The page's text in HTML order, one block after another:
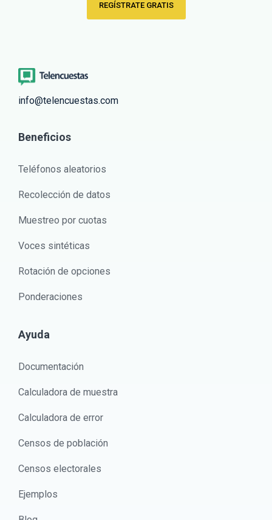
REGÍSTRATE GRATIS
info@telencuestas.com
Beneficios
Teléfonos aleatorios
Recolección de datos
Muestreo por cuotas
Voces sintéticas
Rotación de opciones
Ponderaciones
Ayuda
Documentación
Calculadora de muestra
Calculadora de error
Censos de población
Censos electorales
Ejemplos